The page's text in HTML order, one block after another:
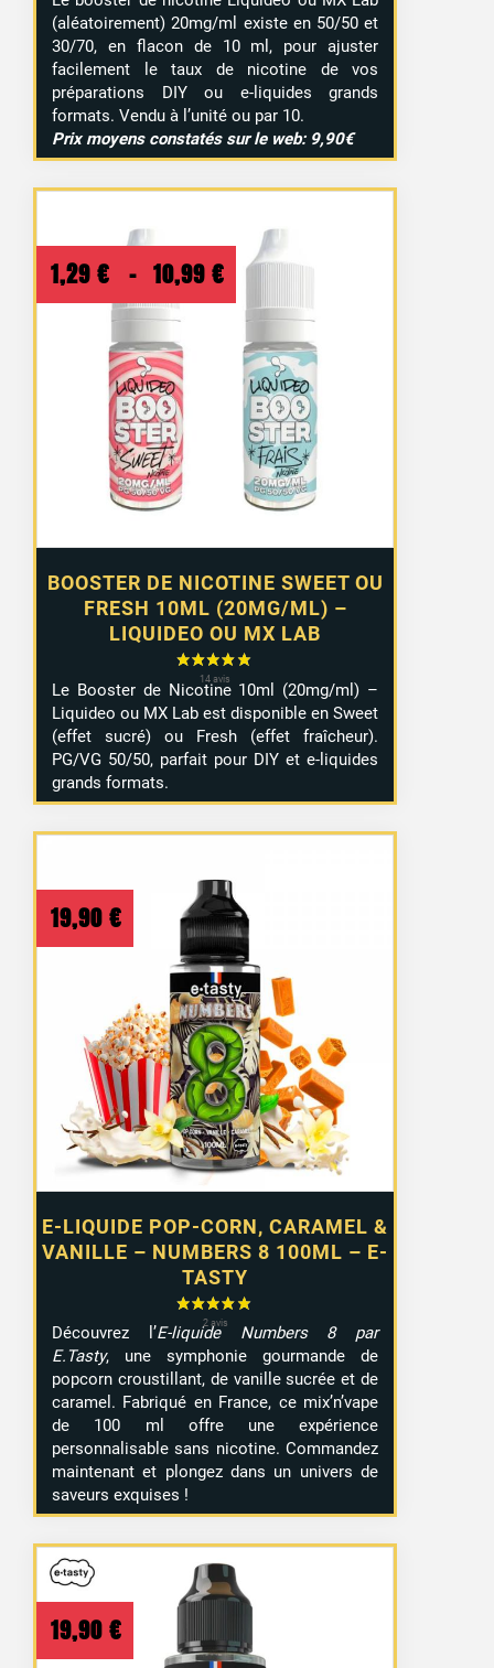
(aléatoirement) 20mg/ml existe en 50/50 et
30/70, en flacon de 10 ml, pour ajuster
facilement le taux de nicotine de vos
préparations DIY ou e-liquides grands
formats. Vendu à l’unité ou par 10.
Prix moyens constatés sur le web: 9,90€
BOOSTER DE NICOTINE SWEET OU
FRESH 10ML (20MG/ML) –
LIQUIDEO OU MX LAB
1,29 € – 10,99 €
Plage
de
prix :
1,29 €
10,99 €
Le Booster de Nicotine 10ml (20mg/ml) –
Liquideo ou MX Lab est disponible en Sweet
(effet sucré) ou Fresh (effet fraîcheur).
PG/VG 50/50, parfait pour DIY et e-liquides
grands formats.
E-LIQUIDE POP-CORN, CARAMEL &
VANILLE – NUMBERS 8 100ML – E-
TASTY
19,90 €
Découvrez l’E-liquide Numbers 8 par
E.Tasty, une symphonie gourmande de
popcorn croustillant, de vanille sucrée et de
caramel. Fabriqué en France, ce mix’n’vape
de 100 ml offre une expérience
personnalisable sans nicotine. Commandez
maintenant et plongez dans un univers de
saveurs exquises !
19,90 €